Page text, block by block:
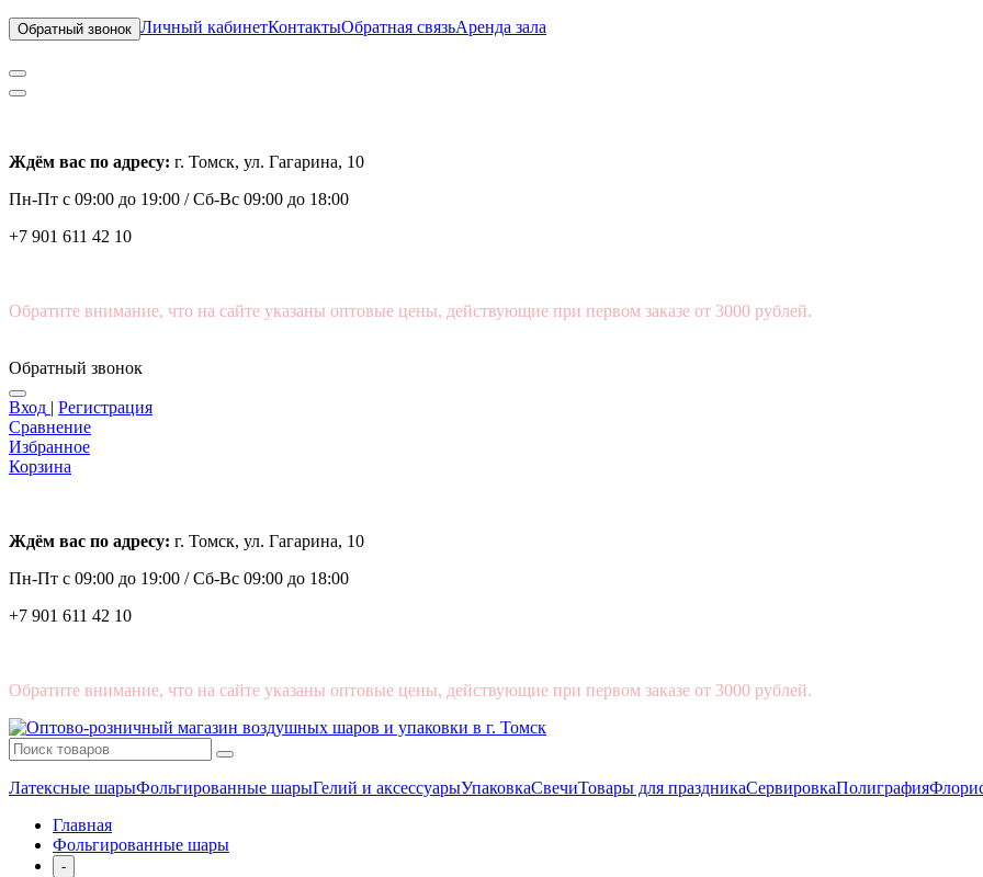
Обратный звонок Личный кабинетКонтактыОбратная связьАренда зала
Ждём вас по адресу: г. Томск, ул. Гагарина, 10
Пн-Пт с 09:00 до 19:00 /Сб-Вс 09:00 до 18:00
+7 901 611 42 10
Обратите внимание, что на сайте указаны оптовые цены, действующие при первом заказе от 3000 рублей.
Обратный звонок
Вход | Регистрация
Сравнение
Избранное
Корзина
Ждём вас по адресу: г. Томск, ул. Гагарина, 10
Пн-Пт с 09:00 до 19:00 /Сб-Вс 09:00 до 18:00
+7 901 611 42 10
Обратите внимание, что на сайте указаны оптовые цены, действующие при первом заказе от 3000 рублей.
Латексные шарыФольгированные шарыГелий и аксессуарыУпаковкаСвечиТовары для праздникаСервировкаПолиграфия
Главная
Фольгированные шары
-